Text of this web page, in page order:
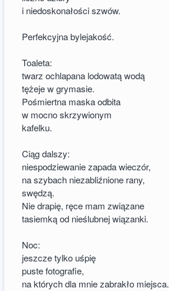
i niedoskonałości szwów.
Perfekcyjna bylejakość.
Toaleta:
twarz ochlapana lodowatą wodą
tężeje w grymasie.
Pośmiertna maska odbita
w mocno skrzywionym
kafelku.
Ciąg dalszy:
niespodziewanie zapada wieczór,
na szybach niezabliźnione rany,
swędzą.
Nie drapię, ręce mam związane
tasiemką od nieślubnej wiązanki.
Noc:
jeszcze tylko uśpię
puste fotografie,
na których dla mnie zabrakło miejsca.